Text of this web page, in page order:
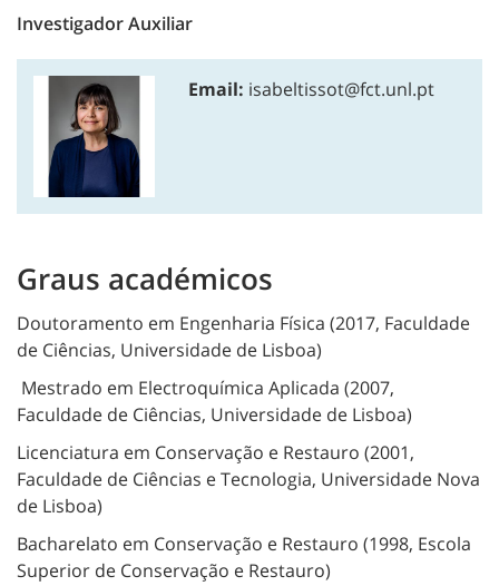
Investigador Auxiliar
Email: isabeltissot@fct.unl.pt
Graus académicos
Doutoramento em Engenharia Física (2017, Faculdade
de Ciências, Universidade de Lisboa)
Mestrado em Electroquímica Aplicada (2007,
Faculdade de Ciências, Universidade de Lisboa)
Licenciatura em Conservação e Restauro (2001,
Faculdade de Ciências e Tecnologia, Universidade Nova
de Lisboa)
Bacharelato em Conservação e Restauro (1998, Escola
Superior de Conservação e Restauro)